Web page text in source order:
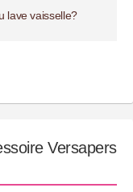
lave vaisselle?
Versapers